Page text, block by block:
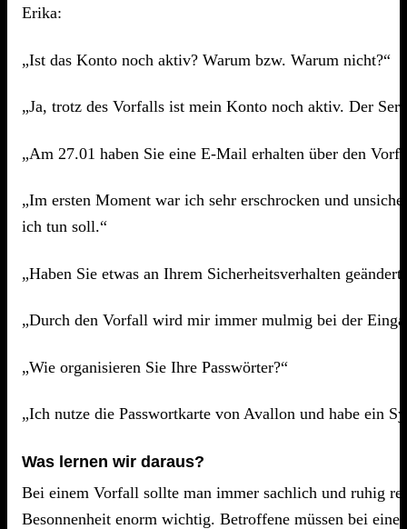
Erika:
„Ist das Konto noch aktiv? Warum bzw. Warum nicht?“
„Ja, trotz des Vorfalls ist mein Konto noch aktiv. Der
„Am 27.01 haben Sie eine E-Mail erhalten über den
„Im ersten Moment war ich sehr erschrocken und
ich tun soll.“
„Haben Sie etwas an Ihrem Sicherheitsverhalten
„Durch den Vorfall wird mir immer mulmig bei der
„Wie organisieren Sie Ihre Passwörter?“
„Ich nutze die Passwortkarte von Avallon und habe ein
Was lernen wir daraus?
Bei einem Vorfall sollte man immer sachlich und ruhig
Besonnenheit enorm wichtig. Betroffene müssen bei